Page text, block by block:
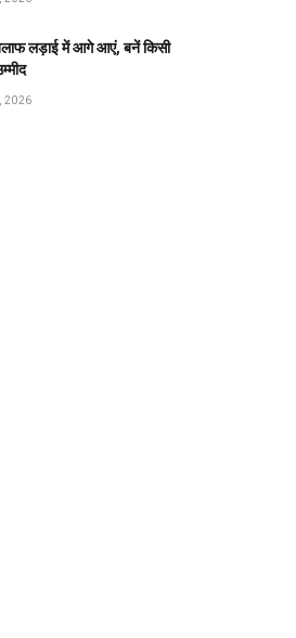
शासन की महिला एवं बाल
लक्ष्मी राजवाड़े…